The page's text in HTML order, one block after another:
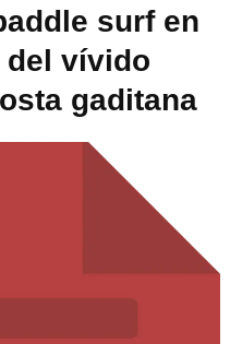
surf en
vívido
gaditana